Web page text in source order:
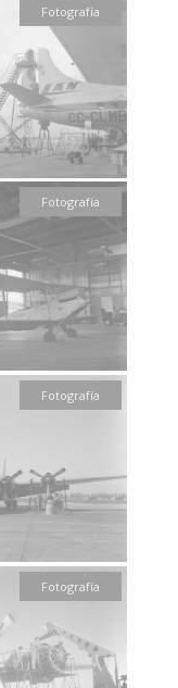
Fotografía
Fotografía
Fotografía
Fotografía